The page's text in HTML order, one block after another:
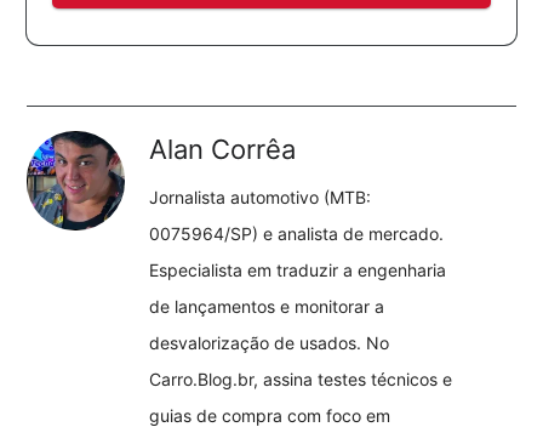
Alan Corrêa
Jornalista automotivo (MTB:
0075964/SP) e analista de mercado.
Especialista em traduzir a engenharia
de lançamentos e monitorar a
desvalorização de usados. No
Carro.Blog.br, assina testes técnicos e
guias de compra com foco em